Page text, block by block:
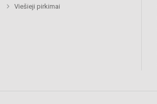
Viešieji pirkimai